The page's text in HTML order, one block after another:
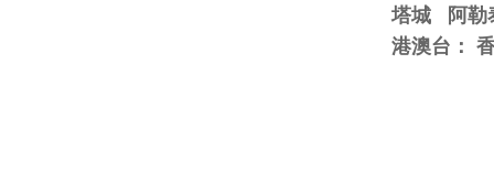
塔城 阿勒
港澳台：